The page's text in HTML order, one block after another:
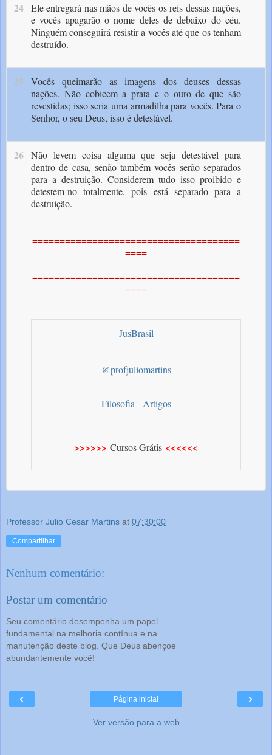
24 Ele entregará nas mãos de vocês os reis dessas nações,
e vocês apagarão o nome deles de debaixo do céu.
Ninguém conseguirá resistir a vocês até que os tenham
destruído.
25
Vocês queimarão as imagens dos deuses dessas
nações. Não cobicem a prata e o ouro de que são
revestidas; isso seria uma armadilha para vocês. Para o
Senhor, o seu Deus, isso é detestável.
26 Não levem coisa alguma que seja detestável para
dentro de casa, senão também vocês serão separados
para a destruição. Considerem tudo isso proibido e
detestem-no totalmente, pois está separado para a
destruição.
======================================
====
======================================
====
JusBrasil
@profjuliomartins
Filosofia - Artigos
>>>>>> Cursos Grátis <<<<<<
Professor Julio Cesar Martins at 07:30:00
Compartilhar
Nenhum comentário:
Postar um comentário
Seu comentário desempenha um papel
fundamental na melhoria contínua e na
manutenção deste blog. Que Deus abençoe
abundantemente você!
‹ ›
Página inicial
Ver versão para a web